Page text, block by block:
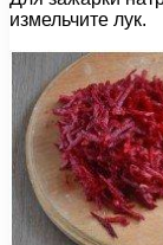
измельчите лук.